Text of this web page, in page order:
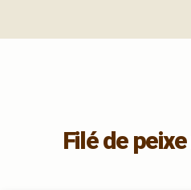
Filé de